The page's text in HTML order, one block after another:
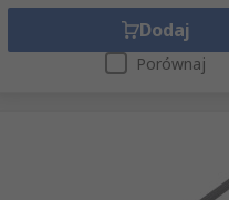
Dodaj
Porównaj